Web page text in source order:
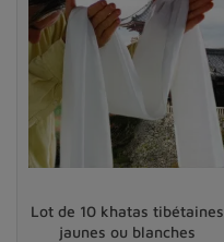
Lot de 10 khatas tibétaines
jaunes ou blanches